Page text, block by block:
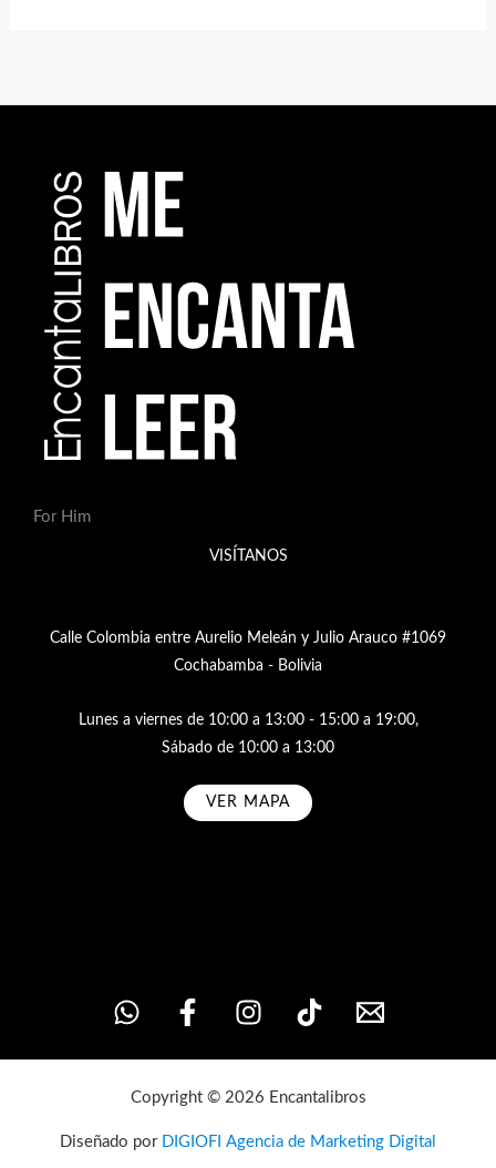
For Him
VISÍTANOS
Calle Colombia entre Aurelio Meleán y Julio Arauco #1069
Cochabamba - Bolivia
Lunes a viernes de 10:00 a 13:00 - 15:00 a 19:00,
Sábado de 10:00 a 13:00
VER MAPA
Copyright © 2026 Encantalibros
Diseñado por DIGIOFI Agencia de Marketing Digital